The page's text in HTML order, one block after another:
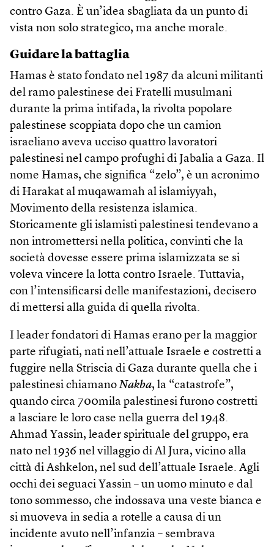
contro Gaza. È un’idea sbagliata da un punto di
vista non solo strategico, ma anche morale.
Guidare la battaglia
Hamas è stato fondato nel 1987 da alcuni militanti
del ramo palestinese dei Fratelli musulmani
durante la prima intifada, la rivolta popolare
palestinese scoppiata dopo che un camion
israeliano aveva ucciso quattro lavoratori
palestinesi nel campo profughi di Jabalia a Gaza. Il
nome Hamas, che significa “zelo”, è un acronimo
di Harakat al muqawamah al islamiyyah,
Movimento della resistenza islamica.
Storicamente gli islamisti palestinesi tendevano a
non intromettersi nella politica, convinti che la
società dovesse essere prima islamizzata se si
voleva vincere la lotta contro Israele. Tuttavia,
con l’intensificarsi delle manifestazioni, decisero
di mettersi alla guida di quella rivolta.
I leader fondatori di Hamas erano per la maggior
parte rifugiati, nati nell’attuale Israele e costretti a
fuggire nella Striscia di Gaza durante quella che i
palestinesi chiamano Nakba, la “catastrofe”,
quando circa 700mila palestinesi furono costretti
a lasciare le loro case nella guerra del 1948.
Ahmad Yassin, leader spirituale del gruppo, era
nato nel 1936 nel villaggio di Al Jura, vicino alla
città di Ashkelon, nel sud dell’attuale Israele. Agli
occhi dei seguaci Yassin – un uomo minuto e dal
tono sommesso, che indossava una veste bianca e
si muoveva in sedia a rotelle a causa di un
incidente avuto nell’infanzia – sembrava